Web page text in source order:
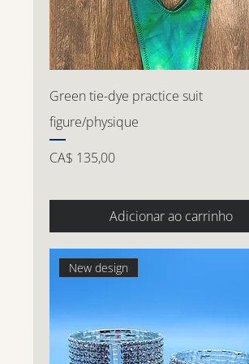
Green tie-dye practice suit
figure/physique
Preço
CA$ 135,00
Adicionar ao carrinho
New design